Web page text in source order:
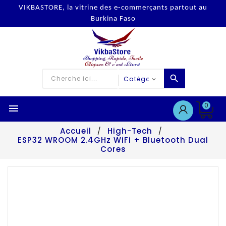
VIKBASTORE, la vitrine des e-commerçants partout au
Burkina Faso
 0
Accueil
High-Tech
ESP32 WROOM 2.4GHz WiFi + Bluetooth Dual
Cores